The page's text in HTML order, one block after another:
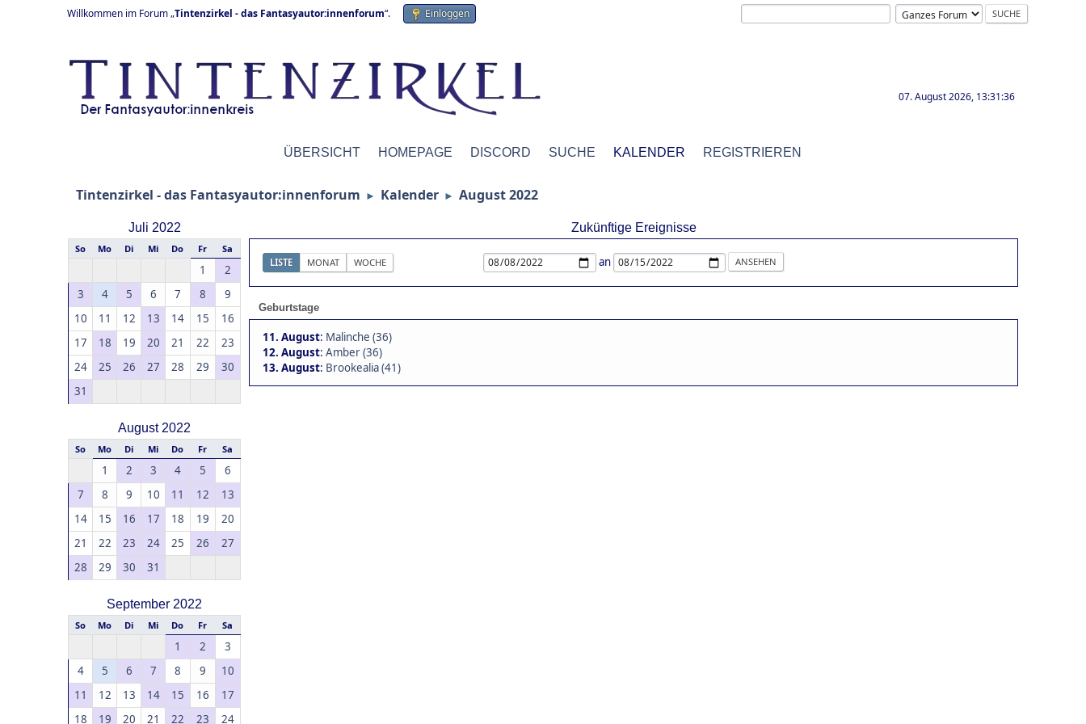
Willkommen im Forum „Tintenzirkel - das Fantasyautor:innenforum“. Einloggen
07. August 2026, 13:31:36
ÜBERSICHT HOMEPAGE DISCORD SUCHE KALENDER REGISTRIEREN
Tintenzirkel - das Fantasyautor:innenforum ► Kalender ► August 2022
Juli 2022
So Mo Di Mi Do Fr Sa
1
2
3
4 5 6 7 8
9
10
11 12 13 14 15
16
17
18 19 20 21 22
23
24
25 26 27 28 29
30
31
August 2022
So Mo Di Mi Do Fr Sa
1 2 3 4 5
6
7
8 9 10 11 12
13
14
15 16 17 18 19
20
21
22 23 24 25 26
27
28
29 30 31
September 2022
So Mo Di Mi Do Fr Sa
1 2
3
4
5 6 7 8 9
10
11
12 13 14 15 16
17
18
19 20 21 22 23 24
Zukünftige Ereignisse
LISTE MONAT WOCHE an
Geburtstage
11. August: Malinche (36)
12. August: Amber (36)
13. August: Brookealia (41)